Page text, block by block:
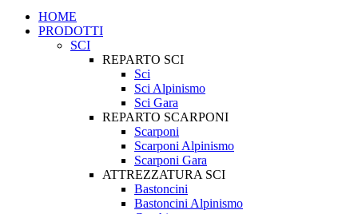
HOME
PRODOTTI
SCI
REPARTO SCI
Sci
Sci Alpinismo
Sci Gara
REPARTO SCARPONI
Scarponi
Scarponi Alpinismo
Scarponi Gara
ATTREZZATURA SCI
Bastoncini
Bastoncini Alpinismo